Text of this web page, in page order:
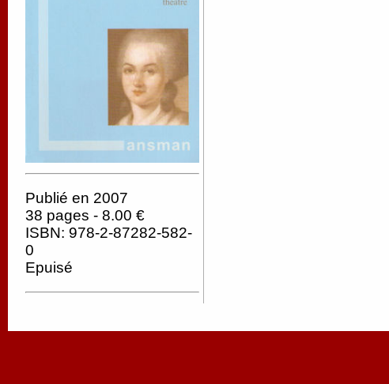
Publié en 2007
38 pages - 8.00 €
ISBN: 978-2-87282-582-
0
Epuisé